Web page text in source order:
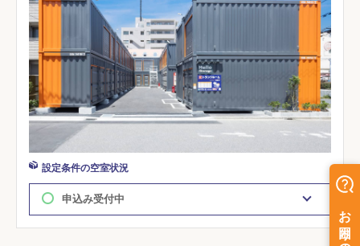
設定条件の空室状況
申込み受付中